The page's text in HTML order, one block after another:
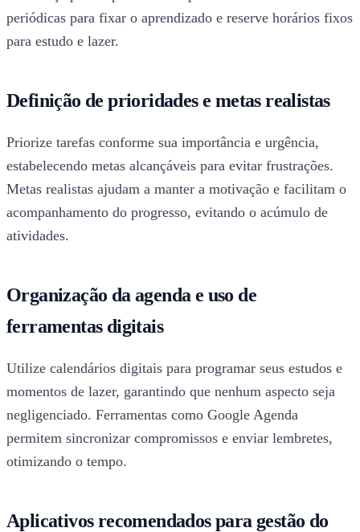
periódicas para fixar o aprendizado e reserve horários fixos
para estudo e lazer.
Definição de prioridades e metas realistas
Priorize tarefas conforme sua importância e urgência,
estabelecendo metas alcançáveis para evitar frustrações.
Metas realistas ajudam a manter a motivação e facilitam o
acompanhamento do progresso, evitando o acúmulo de
atividades.
Organização da agenda e uso de
ferramentas digitais
Utilize calendários digitais para programar seus estudos e
momentos de lazer, garantindo que nenhum aspecto seja
negligenciado. Ferramentas como Google Agenda
permitem sincronizar compromissos e enviar lembretes,
otimizando o tempo.
Aplicativos recomendados para gestão do